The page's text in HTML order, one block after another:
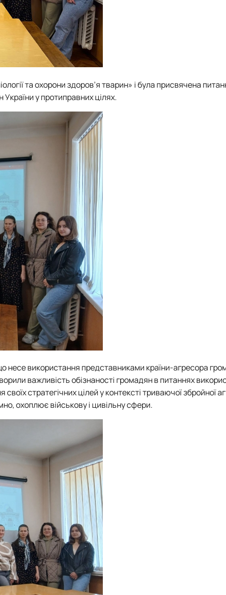
та охорони здоров’я тварин» і була присвячена
у протиправних цілях.
несе використання представниками країни-агресора
важливість обізнаності громадян в питаннях
стратегічних цілей у контексті триваючої збройної
охоплює військову і цивільну сфери.